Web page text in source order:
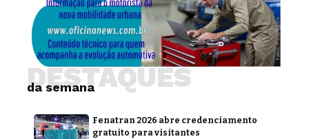
da semana
DESTAQUES
Fenatran 2026 abre credenciamento
gratuito para visitantes